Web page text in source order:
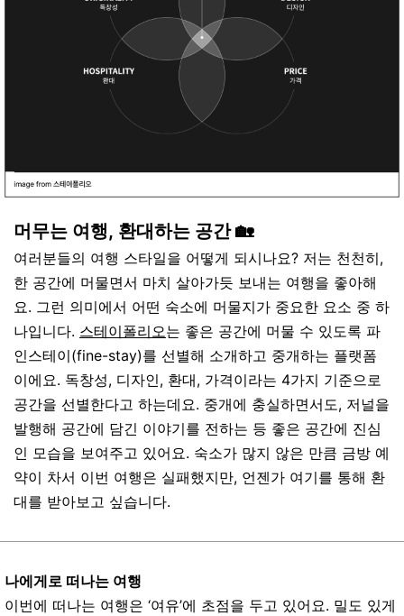
머무는 여행, 환대하는 공간 🏡
여러분들의 여행 스타일을 어떻게 되시나요? 저는 천천히,
한 공간에 머물면서 마치 살아가듯 보내는 여행을 좋아해
요. 그런 의미에서 어떤 숙소에 머물지가 중요한 요소 중 하
나입니다. 스테이폴리오는 좋은 공간에 머물 수 있도록 파
인스테이(fine-stay)를 선별해 소개하고 중개하는 플랫폼
이에요. 독창성, 디자인, 환대, 가격이라는 4가지 기준으로
공간을 선별한다고 하는데요. 중개에 충실하면서도, 저널을
발행해 공간에 담긴 이야기를 전하는 등 좋은 공간에 진심
인 모습을 보여주고 있어요. 숙소가 많지 않은 만큼 금방 예
약이 차서 이번 여행은 실패했지만, 언젠가 여기를 통해 환
대를 받아보고 싶습니다.
나에게로 떠나는 여행
이번에 떠나는 여행은 ‘여유’에 초점을 두고 있어요. 밀도 있게